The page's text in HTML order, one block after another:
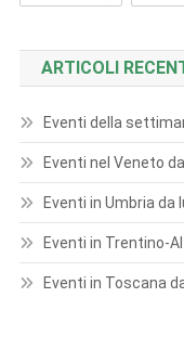
ARTICOLI
Eventi della
Eventi nel Veneto
Eventi in Umbria
Eventi in Trentino-
Eventi in Toscana